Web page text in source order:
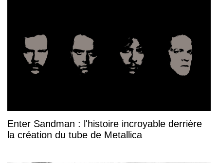
Enter Sandman : l'histoire incroyable derrière
la création du tube de Metallica